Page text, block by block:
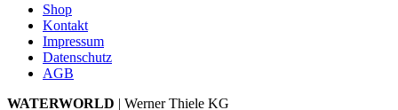
Shop
Kontakt
Impressum
Datenschutz
AGB
WATERWORLD | Werner Thiele KG